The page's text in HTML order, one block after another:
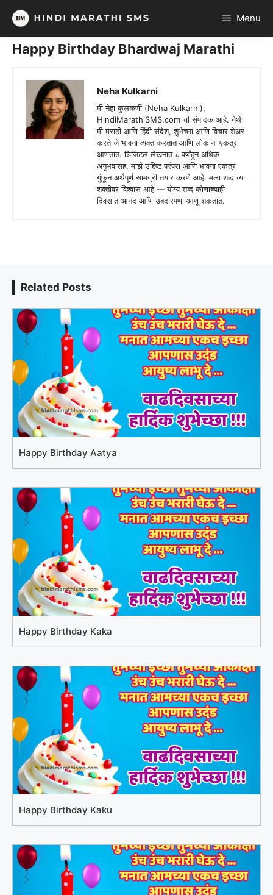
Skip
content
Menu
Happy Birthday Bhardwaj Marathi
Neha Kulkarni
मी नेहा कुलकर्णी (Neha Kulkarni),
HindiMarathiSMS.com ची संपादक आहे. येथे
मी मराठी आणि हिंदी संदेश, शुभेच्छा आणि विचार शेअर
करते जे भावना व्यक्त करतात आणि लोकांना एकत्र
आणतात. डिजिटल लेखनात ८ वर्षांहून अधिक
अनुभवासह, माझे उद्दिष्ट परंपरा आणि भावना एकत्र
गुंफून अर्थपूर्ण सामग्री तयार करणे आहे. मला शब्दांच्या
शक्तीवर विश्वास आहे — योग्य शब्द कोणाच्याही
दिवसात आनंद आणि उबदारपणा आणू शकतात.
Related Posts
Happy Birthday Aatya
Happy Birthday Kaka
Happy Birthday Kaku